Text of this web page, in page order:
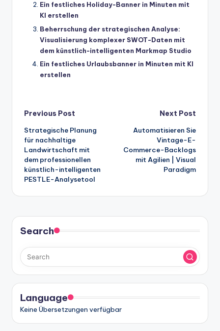
Ein festliches Holiday-Banner in Minuten mit
KI erstellen
Beherrschung der strategischen Analyse:
Visualisierung komplexer SWOT-Daten mit
dem künstlich-intelligenten Markmap Studio
Ein festliches Urlaubsbanner in Minuten mit KI
erstellen
Post
navigation
Previous Post
Strategische Planung
für nachhaltige
Landwirtschaft mit
dem professionellen
künstlich-intelligenten
PESTLE-Analysetool
Next Post
Automatisieren Sie
Vintage-E-
Commerce-Backlogs
mit Agilien | Visual
Paradigm
Search
Language
Keine Übersetzungen verfügbar